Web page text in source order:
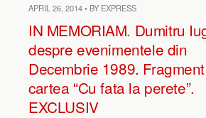
APRIL 26, 2014 • BY EXPRESS
IN MEMORIAM. Dumitru
despre evenimentele din
Decembrie 1989.
cartea “Cu fata la perete”.
EXCLUSIV